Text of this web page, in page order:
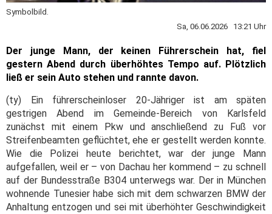
Symbolbild.
Sa, 06.06.2026 13:21 Uhr
Der junge Mann, der keinen Führerschein hat, fiel
gestern Abend durch überhöhtes Tempo auf. Plötzlich
ließ er sein Auto stehen und rannte davon.
(ty) Ein führerscheinloser 20-Jähriger ist am späten
gestrigen Abend im Gemeinde-Bereich von Karlsfeld
zunächst mit einem Pkw und anschließend zu Fuß vor
Streifenbeamten geflüchtet, ehe er gestellt werden konnte.
Wie die Polizei heute berichtet, war der junge Mann
aufgefallen, weil er – von Dachau her kommend – zu schnell
auf der Bundesstraße B304 unterwegs war. Der in München
wohnende Tunesier habe sich mit dem schwarzen BMW der
Anhaltung entzogen und sei mit überhöhter Geschwindigkeit